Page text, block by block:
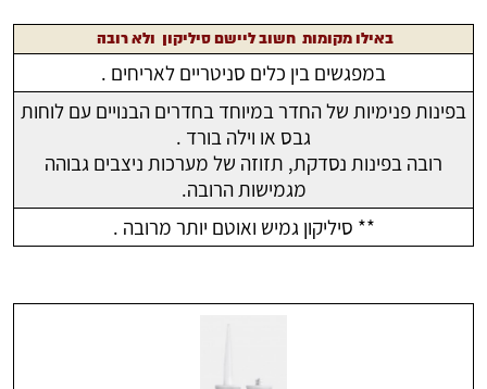
באילו מקומות חשוב ליישם סיליקון ולא רובה
במפגשים בין כלים סניטריים לאריחים .
בפינות פנימיות של החדר במיוחד בחדרים הבנויים עם לוחות
גבס או וילה בורד .
רובה בפינות נסדקת, תזוזה של מערכות ניצבים גבוהה
מגמישות הרובה.
** סיליקון גמיש ואוטם יותר מרובה .